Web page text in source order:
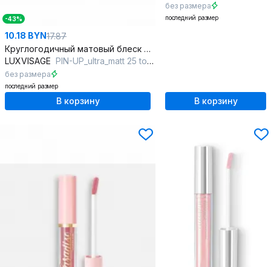
-43%
10.18 BYN17.87
Круглогодичный матовый блеск для губ с витамином Е
LUXVISAGE PIN-UP_ultra_matt 25 toffee
без размера
последний размер
В корзину
без размера
последний размер
В корзину